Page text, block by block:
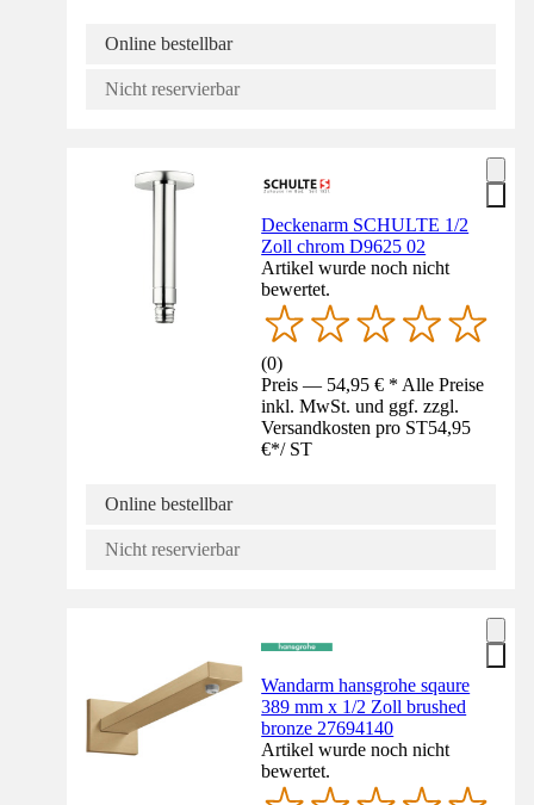
Online bestellbar
Nicht reservierbar
Deckenarm SCHULTE 1/2
Zoll chrom D9625 02
Artikel wurde noch nicht
bewertet.
(0)
Preis — 54,95 € * Alle Preise
inkl. MwSt. und ggf. zzgl.
Versandkosten pro ST54,95
€*/ ST
Online bestellbar
Nicht reservierbar
Wandarm hansgrohe sqaure
389 mm x 1/2 Zoll brushed
bronze 27694140
Artikel wurde noch nicht
bewertet.